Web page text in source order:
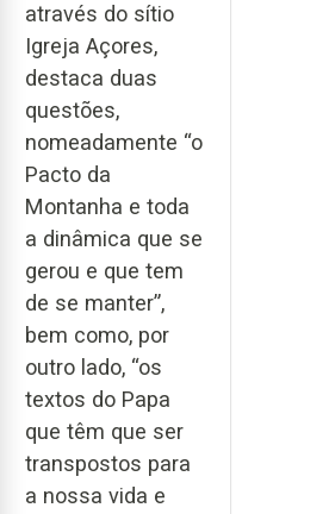
através do sítio
Igreja Açores,
destaca duas
questões,
nomeadamente “o
Pacto da
Montanha e toda
a dinâmica que se
gerou e que tem
de se manter”,
bem como, por
outro lado, “os
textos do Papa
que têm que ser
transpostos para
a nossa vida e